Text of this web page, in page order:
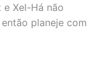
Xel-Há não
planeje com